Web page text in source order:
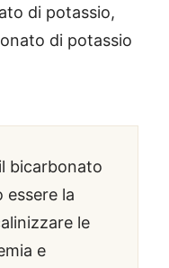
di potassio,
di potassio
bicarbonato
la
le
e